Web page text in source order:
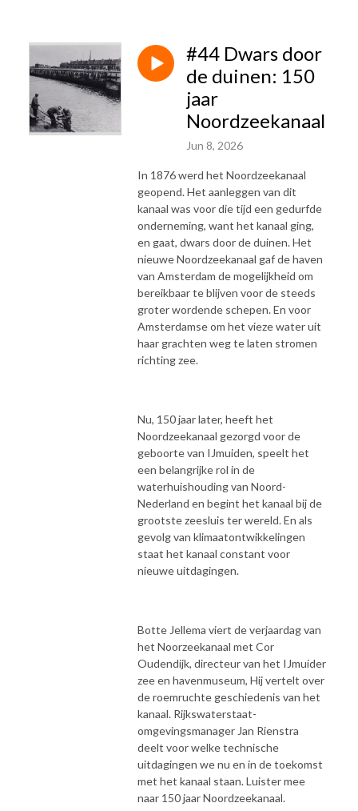
#44 Dwars door
de duinen: 150
jaar
Noordzeekanaal
Jun 8, 2026
In 1876 werd het Noordzeekanaal
geopend. Het aanleggen van dit
kanaal was voor die tijd een gedurfde
onderneming, want het kanaal ging,
en gaat, dwars door de duinen. Het
nieuwe Noordzeekanaal gaf de haven
van Amsterdam de mogelijkheid om
bereikbaar te blijven voor de steeds
groter wordende schepen. En voor
Amsterdamse om het vieze water uit
haar grachten weg te laten stromen
richting zee.
Nu, 150 jaar later, heeft het
Noordzeekanaal gezorgd voor de
geboorte van IJmuiden, speelt het
een belangrijke rol in de
waterhuishouding van Noord-
Nederland en begint het kanaal bij de
grootste zeesluis ter wereld. En als
gevolg van klimaatontwikkelingen
staat het kanaal constant voor
nieuwe uitdagingen.
Botte Jellema viert de verjaardag van
het Noorzeekanaal met Cor
Oudendijk, directeur van het IJmuider
zee en havenmuseum, Hij vertelt over
de roemruchte geschiedenis van het
kanaal. Rijkswaterstaat-
omgevingsmanager Jan Rienstra
deelt voor welke technische
uitdagingen we nu en in de toekomst
met het kanaal staan. Luister mee
naar 150 jaar Noordzeekanaal.